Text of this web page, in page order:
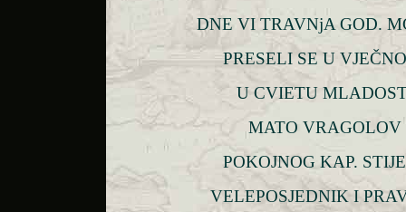
DNE VI TRAVNjA GOD.
PRESELI SE U
U CVIETU
MATO VRAGOLOV
POKOJNOG KAP.
VELEPOSJEDNIK I